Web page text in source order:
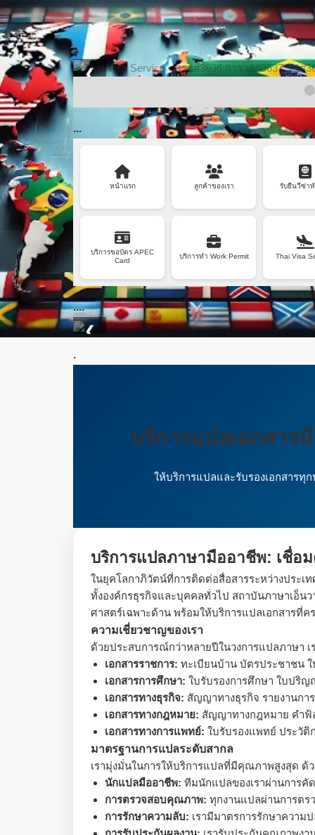
..
❮
...
หน้าแรก ลูกค้าของเรา รับยื่นวีซ่า
บริการขอบัตร APEC
Card
บริการทำ Work Permit Thai Visa
....
❮
.
บริการแปลเอกสาร
ให้บริการแปลและรับรองเอกสารทุ
บริการแปลภาษามืออาชีพ: เชื่
ในยุคโลกาภิวัตน์ที่การติดต่อสื่อสารระหว่างประเ
ทั้งองค์กรธุรกิจและบุคคลทั่วไป สถาบันภาษาเอ็น
ศาสตร์เฉพาะด้าน พร้อมให้บริการแปลเอกสารที่
ความเชี่ยวชาญของเรา
ด้วยประสบการณ์กว่าหลายปีในวงการแปลภาษา
เอกสารราชการ: ทะเบียนบ้าน บัตรประชาชน ใ
เอกสารการศึกษา: ใบรับรองการศึกษา ใบปริญ
เอกสารทางธุรกิจ: สัญญาทางธุรกิจ รายงานกา
เอกสารทางกฎหมาย: สัญญาทางกฎหมาย คำฟ้
เอกสารทางการแพทย์: ใบรับรองแพทย์ ประวัติ
มาตรฐานการแปลระดับสากล
เรามุ่งมั่นในการให้บริการแปลที่มีคุณภาพสูงสุด ด้
นักแปลมืออาชีพ: ทีมนักแปลของเราผ่านการคั
การตรวจสอบคุณภาพ: ทุกงานแปลผ่านการตร
การรักษาความลับ: เรามีมาตรการรักษาความ